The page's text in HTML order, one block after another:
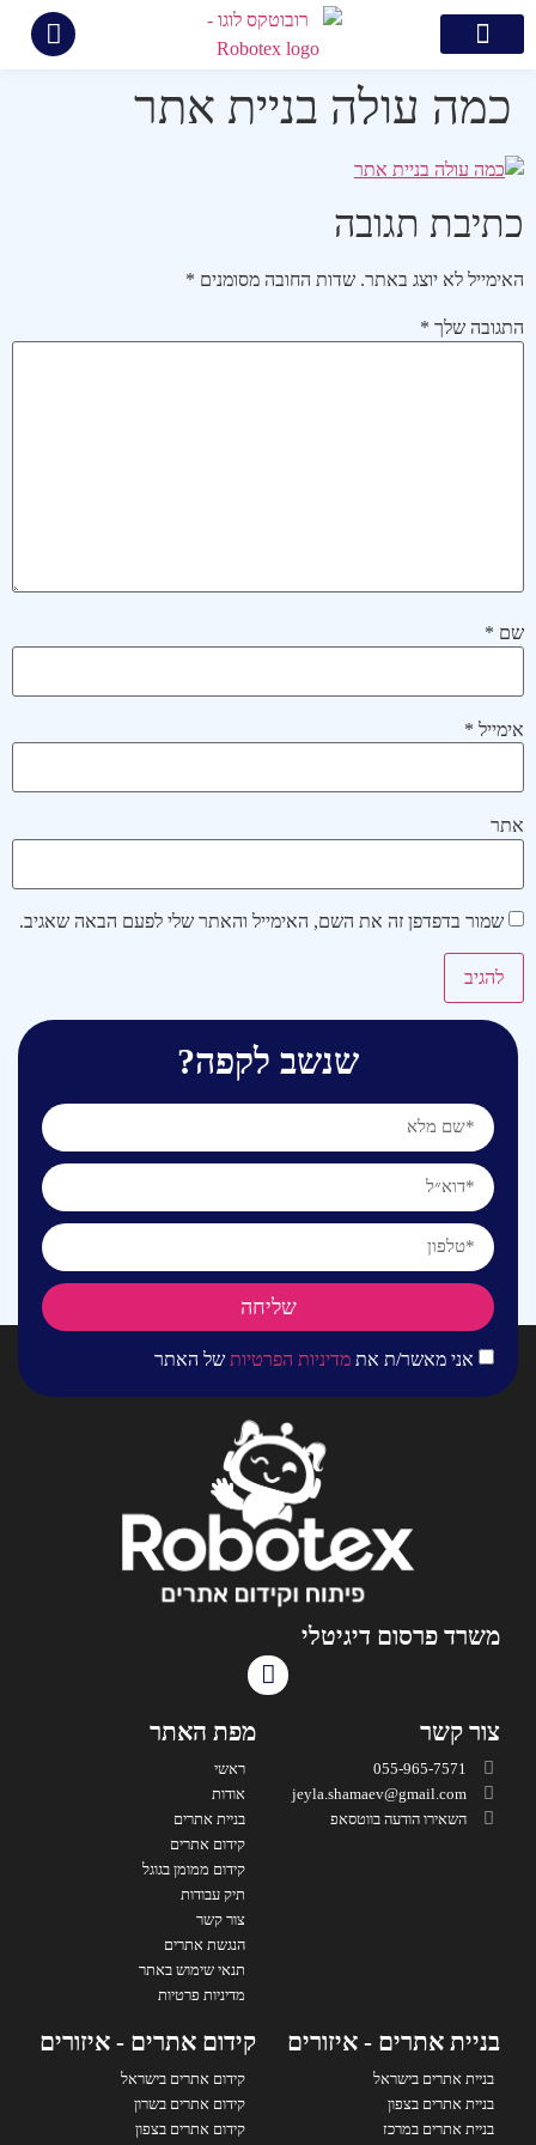
כמה עולה בניית אתר
כתיבת תגובה
האימייל לא יוצג באתר. שדות החובה מסומנים *
התגובה שלך *
שם *
אימייל *
אתר
שמור בדפדפן זה את השם, האימייל והאתר שלי לפעם הבאה שאגיב.
שנשב לקפה?
אני מאשר/ת את מדיניות הפרטיות של האתר
שליחה
משרד פרסום דיגיטלי
צור קשר
055-965-7571
jeyla.shamaev@gmail.com
השאירו הודעה בווטסאפ
מפת האתר
ראשי
אודות
בניית אתרים
קידום אתרים
קידום ממומן בגוגל
תיק עבודות
צור קשר
הנגשת אתרים
תנאי שימוש באתר
מדיניות פרטיות
בניית אתרים - איזורים
בניית אתרים בישראל
בניית אתרים בצפון
בניית אתרים במרכז
קידום אתרים - איזורים
קידום אתרים בישראל
קידום אתרים בשרון
קידום אתרים בצפון